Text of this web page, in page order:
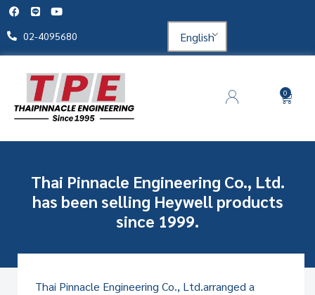
02-4095680 English
0
Thai Pinnacle Engineering Co., Ltd.
has been selling Heywell products
since 1999.
Thai Pinnacle Engineering Co., Ltd.arranged a